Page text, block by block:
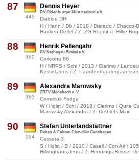
87
445
Dennis Heyer
RV Oldenburger Münsterland e.V.
Diablue DH
H / Hann / Db / 2018 / Diarado / Chacco-
Hanken,Detlef / Z: ZG Reemt u. Hilke
88
360
Henrik Pellengahr
RV Nethegau Brakel e.V.
Corleone 86
H / NRPS / Schi / 2013 / Clarimo /
Kessel,Jens / Z: Paardenhouderij Janssen,
89
363
Alexandra Marowsky
ZRFV Medebach e. V.
Cornelius Fudge
W / Holst / Schi / 2018 / Clarimo / Quite
Marowsky,Alexandra / Z: Dethlefs,Max
90
194
Stefan Unterlandstättner
Reiten & Fahren Chevalier Genshagen
Cassata 3
S / Holst / B / 2010 / Casall / Con Air /
Hillringhaus,Jens / Z: Hennings,Reimer